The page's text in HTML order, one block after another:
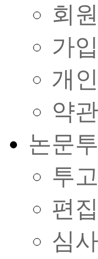
회
가
개
약관
논문
투
편
심